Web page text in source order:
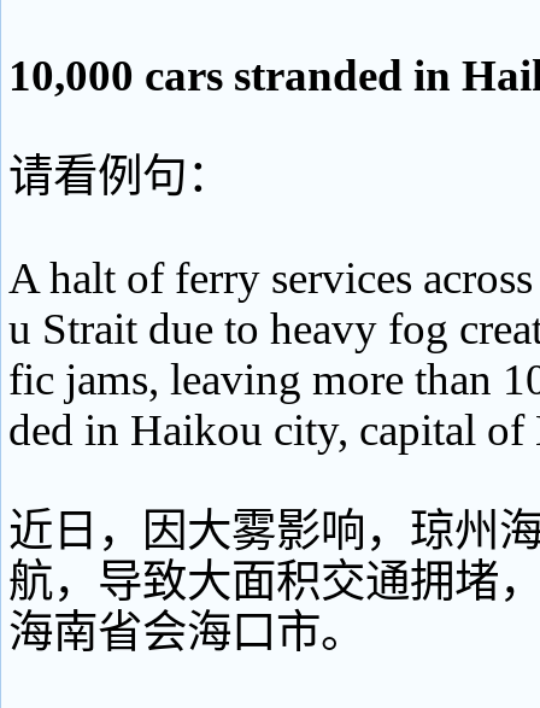
10,000 cars stranded in
请看例句：
A halt of ferry services
u Strait due to heavy fog
fic jams, leaving more than
ded in Haikou city, capital of
近日，因大雾影响，琼州
航，导致大面积交通拥堵
海南省会海口市。